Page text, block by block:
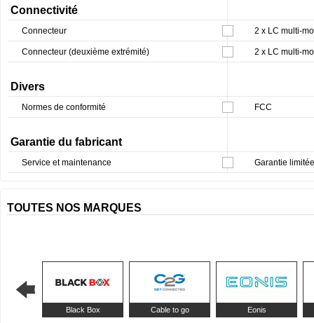
Connectivité
Connecteur 2 x LC multi-
Connecteur (deuxième extrémité) 2 x LC multi-
Divers
Normes de conformité FCC
Garantie du fabricant
Service et maintenance Garantie
TOUTES NOS MARQUES
Black Box Cable to go Eonis